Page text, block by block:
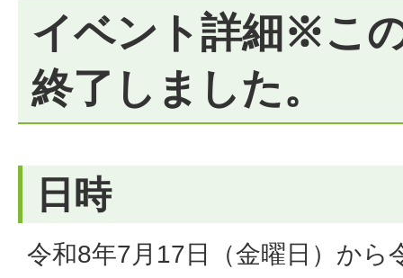
イベント詳細※こ
終了しました。
日時
令和8年7月17日（金曜日）から